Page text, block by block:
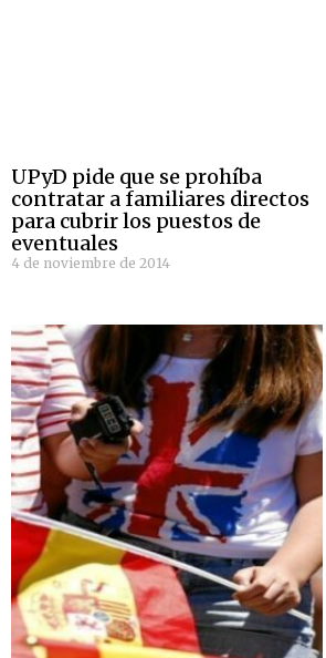
UPyD pide que se prohíba
contratar a familiares directos
para cubrir los puestos de
eventuales
4 de noviembre de 2014